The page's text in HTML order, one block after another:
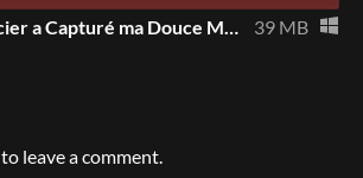
39 MB
to leave a comment.